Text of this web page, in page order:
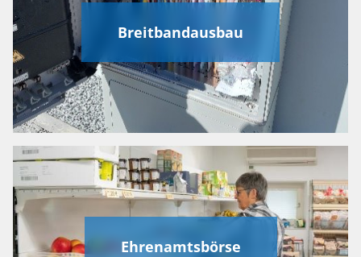
Breitbandausbau
Ehrenamtsbörse